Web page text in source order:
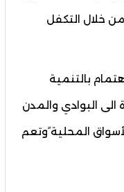
خلال التكفل
بالتنمية
البوادي والمدن
المحلية ًوتعم